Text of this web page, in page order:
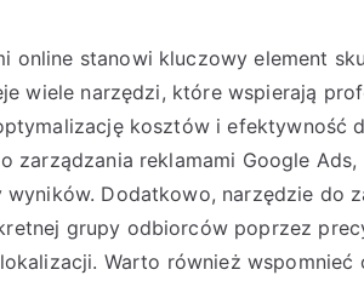
online stanowi kluczowy element
wiele narzędzi, które wspierają
kosztów i efektywność
reklamami Google
Dodatkowo, narzędzie do
grupy odbiorców poprzez
Warto również wspomnieć